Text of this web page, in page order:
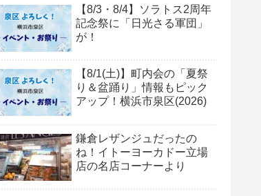
【8/3・8/4】ソラトス2周年
記念祭に「日光さる軍団」
が！
【8/1(土)】町内会の「夏祭
り＆盆踊り」情報もピック
アップ！横浜市泉区(2026)
鎌倉レザンジュだったの
ね！イトーヨーカドー立場
店の名店コーナーより